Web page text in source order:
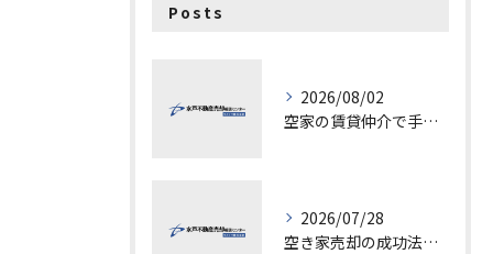
Posts
2026/08/02
空家の賃貸仲介で手数料と上限を徹底解説し200万円物件の注意点も紹介
2026/07/28
空き家売却の成功法と注意点